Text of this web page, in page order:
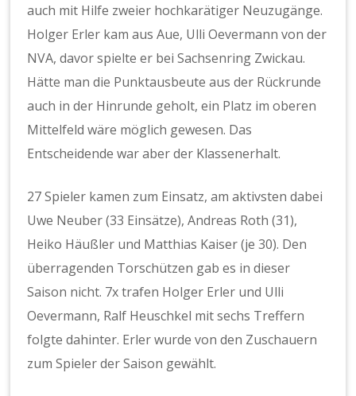
auch mit Hilfe zweier hochkarätiger Neuzugänge.
Holger Erler kam aus Aue, Ulli Oevermann von der
NVA, davor spielte er bei Sachsenring Zwickau.
Hätte man die Punktausbeute aus der Rückrunde
auch in der Hinrunde geholt, ein Platz im oberen
Mittelfeld wäre möglich gewesen. Das
Entscheidende war aber der Klassenerhalt.
27 Spieler kamen zum Einsatz, am aktivsten dabei
Uwe Neuber (33 Einsätze), Andreas Roth (31),
Heiko Häußler und Matthias Kaiser (je 30). Den
überragenden Torschützen gab es in dieser
Saison nicht. 7x trafen Holger Erler und Ulli
Oevermann, Ralf Heuschkel mit sechs Treffern
folgte dahinter. Erler wurde von den Zuschauern
zum Spieler der Saison gewählt.